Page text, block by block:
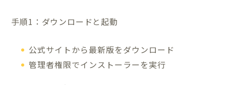
手順1：ダウンロードと起動
公式サイトから最新版をダウンロード
管理者権限でインストーラーを実行